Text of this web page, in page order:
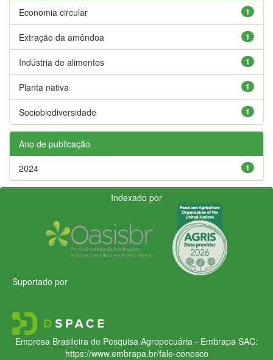
1
Economia circular
1
Extração da amêndoa
1
Indústria de alimentos
1
Planta nativa
1
Sociobiodiversidade
Ano de publicação
1
2024
Indexado por
Suportado por
Empresa Brasileira de Pesquisa Agropecuária - Embrapa SAC:
https://www.embrapa.br/fale-conosco